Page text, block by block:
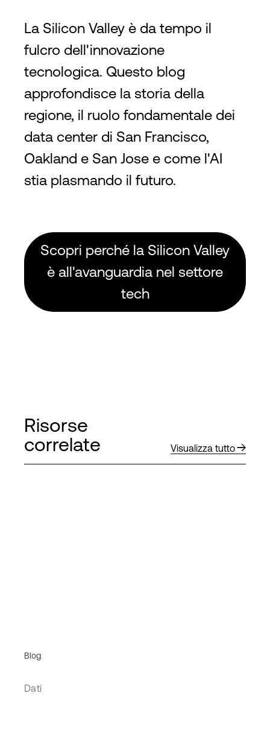
La Silicon Valley è da tempo il
fulcro dell'innovazione
tecnologica. Questo blog
approfondisce la storia della
regione, il ruolo fondamentale dei
data center di San Francisco,
Oakland e San Jose e come l'AI
stia plasmando il futuro.
Scopri perché la Silicon Valley
è all'avanguardia nel settore
tech
Risorse
correlate
Visualizza tutto
Blog
Dati